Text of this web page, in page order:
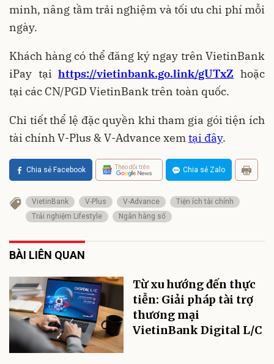
minh, nâng tầm trải nghiệm và tối ưu chi phí mỗi
ngày.
Khách hàng có thể đăng ký ngay trên VietinBank
iPay tạihttps://vietinbank.go.link/gUTxZ hoặc
tại các CN/PGD VietinBank trên toàn quốc.
Chi tiết thể lệ đặc quyền khi tham gia gói tiện ích
tài chính V-Plus & V-Advance xemtại đây.
Chia sẻ Facebook Theo dõi trên Chia sẻ Zalo
VietinBank V-Plus V-Advance
Tiện ích tài chính
Trải nghiệm Lifestyle
Ngân hàng số
BÀI LIÊN QUAN
Từ xu hướng đến thực
tiễn: Giải pháp tài trợ
thương mại
VietinBank Digital L/C